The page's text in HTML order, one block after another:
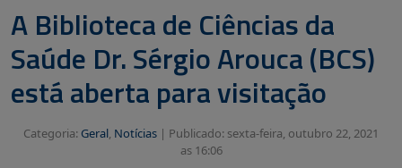
A Biblioteca de Ciências da
Saúde Dr. Sérgio Arouca (BCS)
está aberta para visitação
Categoria: Geral, Notícias | Publicado: sexta-feira, outubro 22, 2021
as 16:06